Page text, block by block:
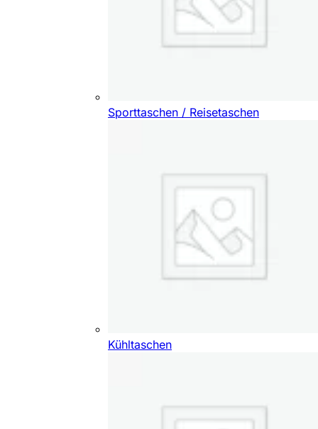
Sporttaschen / Reisetaschen
Kühltaschen